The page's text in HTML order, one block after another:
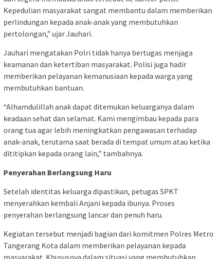
Kepedulian masyarakat sangat membantu dalam memberikan
perlindungan kepada anak-anak yang membutuhkan
pertolongan,” ujar Jauhari.
Jauhari mengatakan Polri tidak hanya bertugas menjaga
keamanan dan ketertiban masyarakat. Polisi juga hadir
memberikan pelayanan kemanusiaan kepada warga yang
membutuhkan bantuan.
“Alhamdulillah anak dapat ditemukan keluarganya dalam
keadaan sehat dan selamat. Kami mengimbau kepada para
orang tua agar lebih meningkatkan pengawasan terhadap
anak-anak, terutama saat berada di tempat umum atau ketika
dititipkan kepada orang lain,” tambahnya.
Penyerahan Berlangsung Haru
Setelah identitas keluarga dipastikan, petugas SPKT
menyerahkan kembali Anjani kepada ibunya. Proses
penyerahan berlangsung lancar dan penuh haru.
Kegiatan tersebut menjadi bagian dari komitmen Polres Metro
Tangerang Kota dalam memberikan pelayanan kepada
masyarakat. Khususnya dalam situasi yang membutuhkan